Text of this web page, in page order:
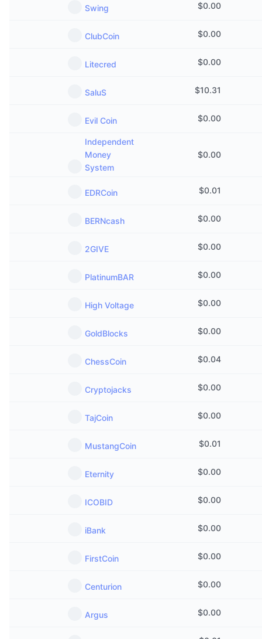
Swing $0.00
ClubCoin $0.00
Litecred $0.00
SaluS $10.31
Evil Coin $0.00
Independent
Money
System
$0.00
EDRCoin $0.01
BERNcash $0.00
2GIVE $0.00
PlatinumBAR $0.00
High Voltage $0.00
GoldBlocks $0.00
ChessCoin $0.04
Cryptojacks $0.00
TajCoin $0.00
MustangCoin $0.01
Eternity $0.00
ICOBID $0.00
iBank $0.00
FirstCoin $0.00
Centurion $0.00
Argus $0.00